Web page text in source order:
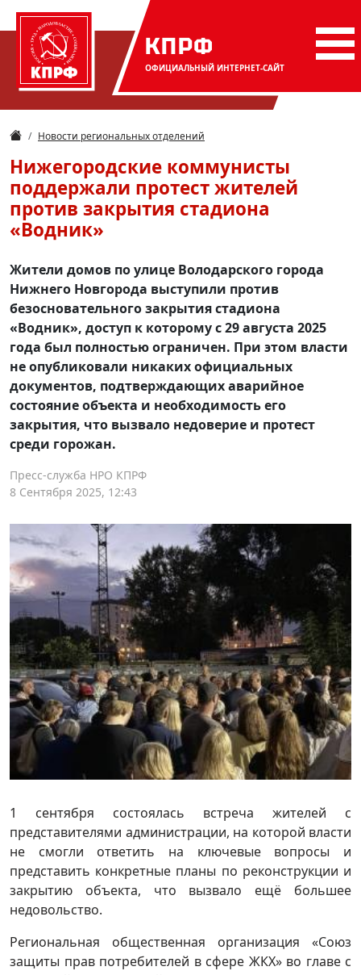
КПРФ
ОФИЦИАЛЬНЫЙ ИНТЕРНЕТ-САЙТ
Новости региональных отделений
Нижегородские коммунисты
поддержали протест жителей
против закрытия стадиона
«Водник»
Жители домов по улице Володарского города
Нижнего Новгорода выступили против
безосновательного закрытия стадиона
«Водник», доступ к которому с 29 августа 2025
года был полностью ограничен. При этом власти
не опубликовали никаких официальных
документов, подтверждающих аварийное
состояние объекта и необходимость его
закрытия, что вызвало недоверие и протест
среди горожан.
Пресс-служба НРО КПРФ
8 Сентября 2025, 12:43
1 сентября состоялась встреча жителей с
представителями администрации, на которой власти
не смогли ответить на ключевые вопросы и
представить конкретные планы по реконструкции и
закрытию объекта, что вызвало ещё большее
недовольство.
Региональная общественная организация «Союз
защиты прав потребителей в сфере ЖКХ» во главе с